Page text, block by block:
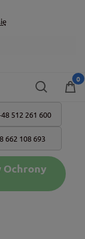
512 261 600
662 108 693
Ochrony